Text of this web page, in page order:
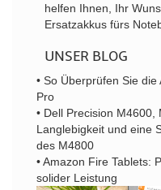
helfen Ihnen, Ihr
Ersatzakkus fürs
UNSER BLOG
• So Überprüfen Sie
Pro
• Dell Precision M4600,
Langlebigkeit und eine
des M4800
• Amazon Fire Tablets:
solider Leistung